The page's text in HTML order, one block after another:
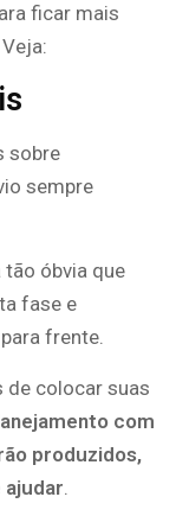
ficar mais
sobre
sempre
tão óbvia que
fase e
frente.
de colocar suas
com
produzidos,
.